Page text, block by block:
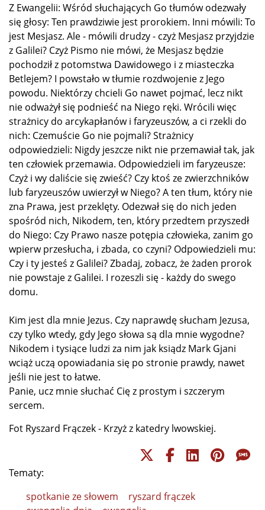
Z Ewangelii: Wśród słuchających Go tłumów odezwały
się głosy: Ten prawdziwie jest prorokiem. Inni mówili: To
jest Mesjasz. Ale - mówili drudzy - czyż Mesjasz przyjdzie
z Galilei? Czyż Pismo nie mówi, że Mesjasz będzie
pochodził z potomstwa Dawidowego i z miasteczka
Betlejem? I powstało w tłumie rozdwojenie z Jego
powodu. Niektórzy chcieli Go nawet pojmać, lecz nikt
nie odważył się podnieść na Niego ręki. Wrócili więc
strażnicy do arcykapłanów i faryzeuszów, a ci rzekli do
nich: Czemuście Go nie pojmali? Strażnicy
odpowiedzieli: Nigdy jeszcze nikt nie przemawiał tak, jak
ten człowiek przemawia. Odpowiedzieli im faryzeusze:
Czyż i wy daliście się zwieść? Czy ktoś ze zwierzchników
lub faryzeuszów uwierzył w Niego? A ten tłum, który nie
zna Prawa, jest przeklęty. Odezwał się do nich jeden
spośród nich, Nikodem, ten, który przedtem przyszedł
do Niego: Czy Prawo nasze potępia człowieka, zanim go
wpierw przesłucha, i zbada, co czyni? Odpowiedzieli mu:
Czy i ty jesteś z Galilei? Zbadaj, zobacz, że żaden prorok
nie powstaje z Galilei. I rozeszli się - każdy do swego
domu.
Kim jest dla mnie Jezus. Czy naprawdę słucham Jezusa,
czy tylko wtedy, gdy Jego słowa są dla mnie wygodne?
Nikodem i tysiące ludzi za nim jak ksiądz Mark Gjani
wciąż uczą opowiadania się po stronie prawdy, nawet
jeśli nie jest to łatwe.
Panie, ucz mnie słuchać Cię z prostym i szczerym
sercem.
Fot Ryszard Frączek - Krzyż z katedry lwowskiej.
Tematy:
spotkanie ze słowem
ryszard frączek